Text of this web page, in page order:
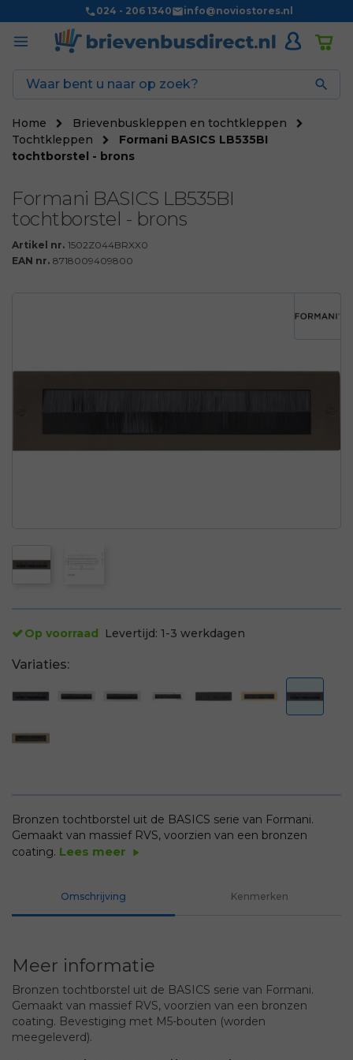
024 - 206 1340 info@noviostores.nl

Home
Brievenbuskleppen en tochtkleppen
Tochtkleppen
Formani BASICS LB535BI
tochtborstel - brons
Formani BASICS LB535BI
tochtborstel - brons
Artikel nr. 1502Z044BRXX0
EAN nr. 8718009409800
Op voorraad Levertijd: 1-3 werkdagen
Variaties:
Bronzen tochtborstel uit de BASICS serie van Formani.
Gemaakt van massief RVS, voorzien van een bronzen
coating. Lees meer play_arrow
Omschrijving Kenmerken
Meer informatie
Bronzen tochtborstel uit de BASICS serie van Formani.
Gemaakt van massief RVS, voorzien van een bronzen
coating. Bevestiging met M5-bouten (worden
meegeleverd).